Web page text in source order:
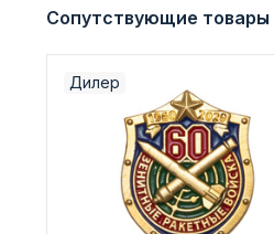
Сопутствующие товары
Дилер